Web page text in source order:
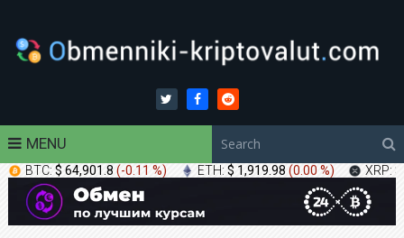
MENU
BTC: $ 64,901.8 (-0.11 %) ETH: $ 1,919.98 (0.00 %) XRP: